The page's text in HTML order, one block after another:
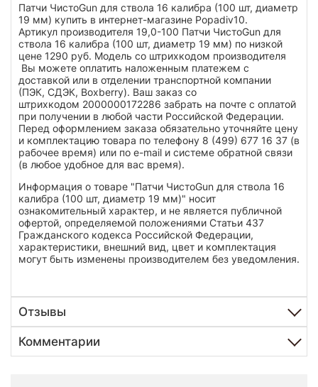
Патчи ЧистоGun для ствола 16 калибра (100 шт, диаметр
19 мм) купить в интернет-магазине Popadiv10.
Артикул производителя 19,0-100 Патчи ЧистоGun для
ствола 16 калибра (100 шт, диаметр 19 мм) по низкой
цене 1290 руб. Модель со штрихкодом производителя
Вы можете оплатить наложенным платежем с
доставкой или в отделении транспортной компании
(ПЭК, СДЭК, Boxberry). Ваш заказ со
штрихкодом 2000000172286 забрать на почте с оплатой
при получении в любой части Российской Федерации.
Перед оформлением заказа обязательно уточняйте цену
и комплектацию товара по телефону 8 (499) 677 16 37 (в
рабочее время) или по e-mail и системе обратной связи
(в любое удобное для вас время).
Информация о товаре "Патчи ЧистоGun для ствола 16
калибра (100 шт, диаметр 19 мм)" носит
ознакомительный характер, и не является публичной
офертой, определяемой положениями Статьи 437
Гражданского кодекса Российской Федерации,
характеристики, внешний вид, цвет и комплектация
могут быть изменены производителем без уведомления.
Отзывы
Комментарии